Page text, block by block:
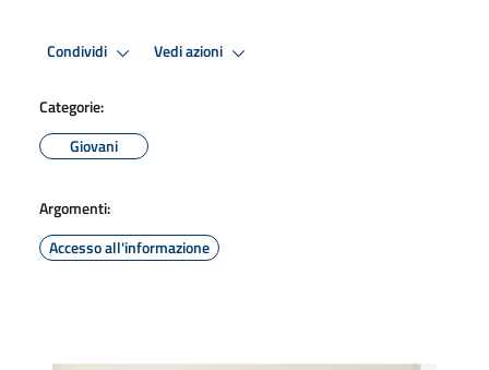
Condividi Vedi azioni
Categorie:
Giovani
Argomenti:
Accesso all'informazione